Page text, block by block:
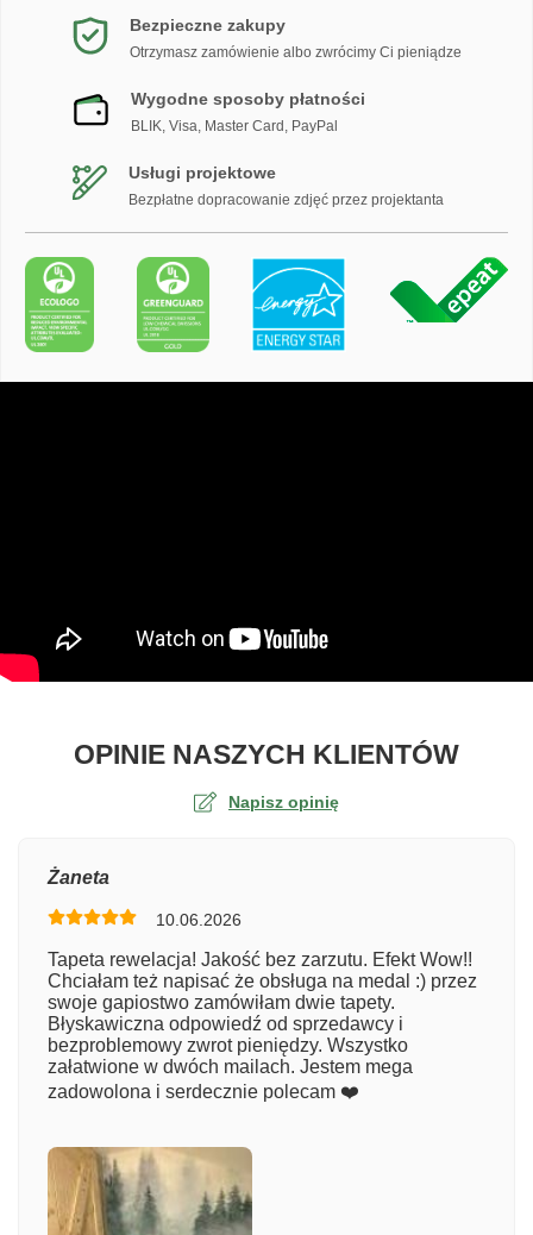
Bezpieczne zakupy
Otrzymasz zamówienie albo zwrócimy Ci pieniądze
Wygodne sposoby płatności
BLIK, Visa, Master Card, PayPal
Usługi projektowe
Bezpłatne dopracowanie zdjęć przez projektanta
OPINIE NASZYCH KLIENTÓWO
Napisz opinię
Numer zamówienia
Imię
Żaneta
10.06.2026
Tapeta rewelacja! Jakość bez zarzutu. Efekt Wow!!
Chciałam też napisać że obsługa na medal :) przez
swoje gapiostwo zamówiłam dwie tapety.
Błyskawiczna odpowiedź od sprzedawcy i
bezproblemowy zwrot pieniędzy. Wszystko
załatwione w dwóch mailach. Jestem mega
zadowolona i serdecznie polecam ❤️